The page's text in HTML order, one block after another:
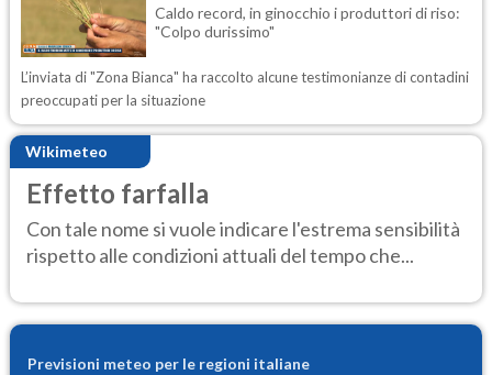
Caldo record, in ginocchio i produttori di riso:
"Colpo durissimo"
L’inviata di "Zona Bianca" ha raccolto alcune testimonianze di contadini
preoccupati per la situazione
Wikimeteo
Effetto farfalla
Con tale nome si vuole indicare l'estrema sensibilità
rispetto alle condizioni attuali del tempo che...
Previsioni meteo per le regioni italiane